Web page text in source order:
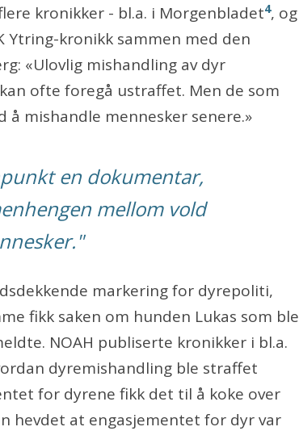
kronikker - bl.a. i Morgenbladet4, og
Ytring-kronikk sammen med den
«Ulovlig mishandling av dyr
ofte foregå ustraffet. Men de som
mishandle mennesker senere.»
en dokumentar,
mellom vold
markering for dyrepoliti,
fikk saken om hunden Lukas som ble
NOAH publiserte kronikker i bl.a.
dyremishandling ble straffet
for dyrene fikk det til å koke over
hevdet at engasjementet for dyr var